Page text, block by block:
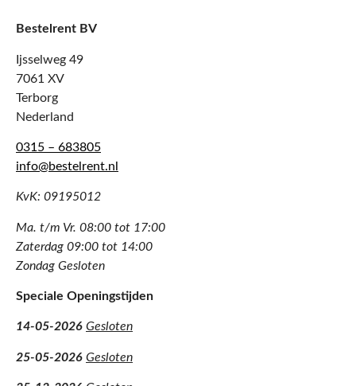
Bestelrent BV
Ijsselweg 49
7061 XV
Terborg
Nederland
0315 – 683805
info@bestelrent.nl
KvK: 09195012
Ma. t/m Vr. 08:00 tot 17:00
Zaterdag 09:00 tot 14:00
Zondag Gesloten
Speciale Openingstijden
14-05-2026 Gesloten
25-05-2026 Gesloten